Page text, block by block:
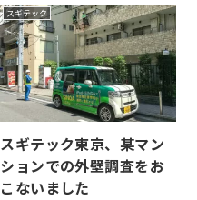
スギテック
スギテック東京、某マン
ションでの外壁調査をお
こないました